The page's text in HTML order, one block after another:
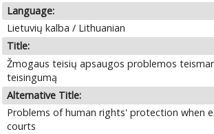
Language:
Lietuvių kalba / Lithuanian
Title:
Žmogaus teisių apsaugos problemos
teisingumą
Alternative Title:
Problems of human rights' protection when
courts